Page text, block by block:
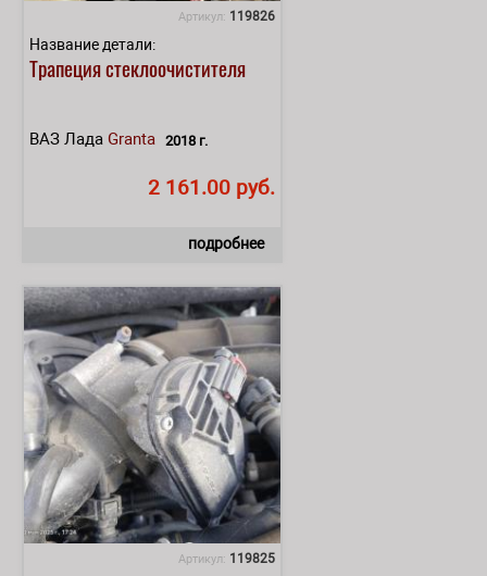
Артикул: 119826
Название детали:
Трапеция стеклоочистителя
ВАЗ Лада Granta 2018 г.
2 161.00 руб.
подробнее
Артикул: 119825